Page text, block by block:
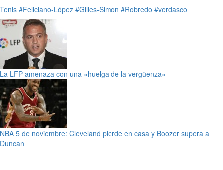
Tenis #Feliciano-López #Gilles-Simon #Robredo #verdasco
La LFP amenaza con una «huelga de la vergüenza»
NBA 5 de noviembre: Cleveland pierde en casa y Boozer supera a
Duncan